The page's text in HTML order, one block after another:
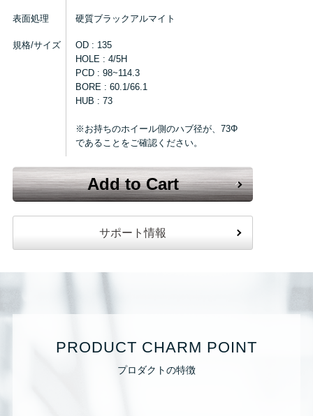
PRODUCT CHARM POINT
プロダクトの特徴
表面処理 硬質ブラックアルマイト
規格/サイズ
OD : 135
HOLE : 4/5H
PCD : 98~114.3
BORE : 60.1/66.1
HUB : 73
※お持ちのホイール側のハブ径が、73Φ
であることをご確認ください。
Add to Cart
サポート情報